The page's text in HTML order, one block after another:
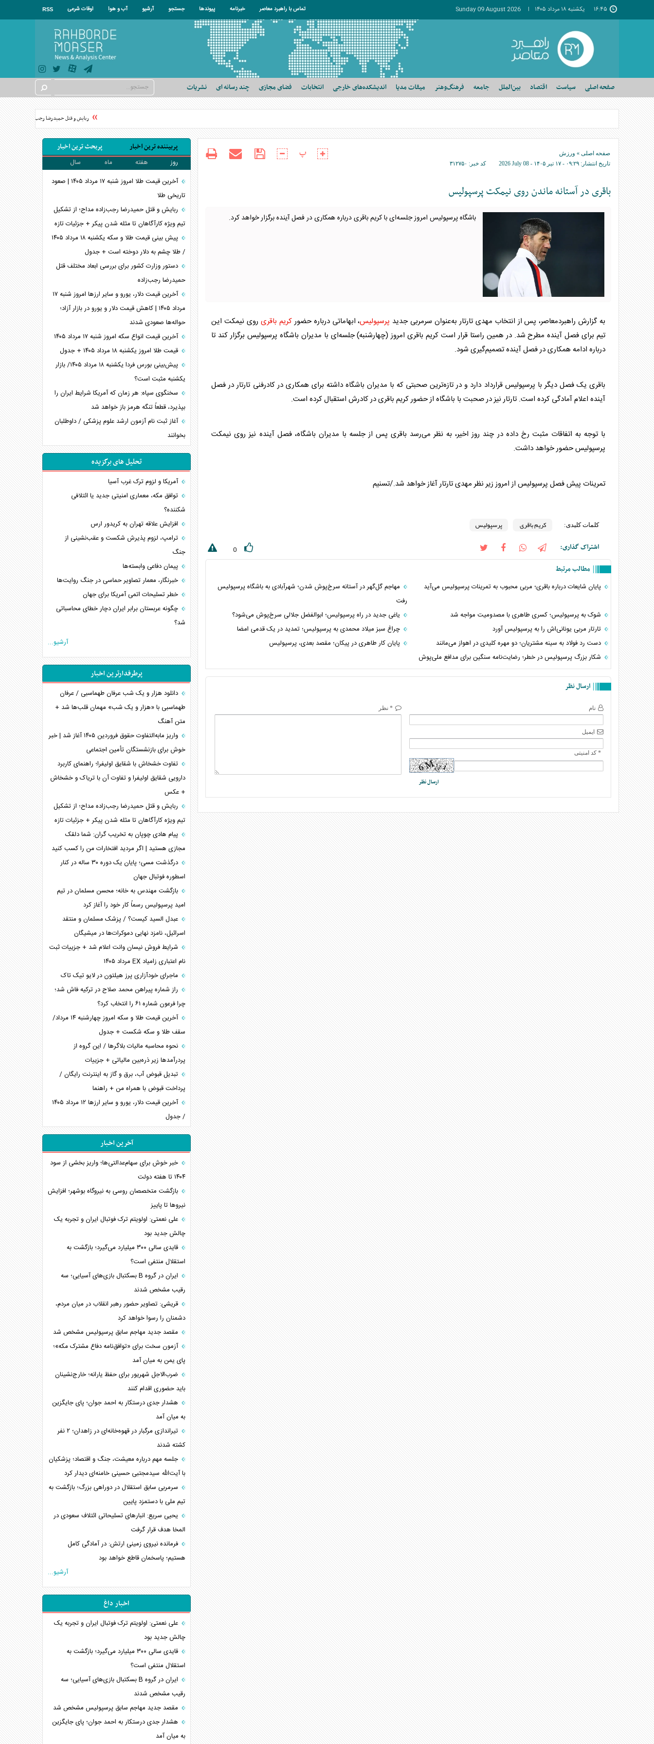
۱۶:۴۵ يکشنبه ۱۸ مرداد ۱۴۰۵ Sunday 09 August 2026 تماس با راهبرد معاصر خبرنامه پیوندها جستجو آرشیو آب و هوا اوقات شرعی RSS
صفحه اصلی سیاست اقتصاد بین‌الملل جامعه فرهنگ‌وهنر میقات مدیا اندیشکده‌های خارجی انتخابات فضای مجازی چند رسانه ای نشریات
ربایش و قتل حمیدرضا رجب‌زاده مداح؛ از تشکیل
صفحه اصلی » ورزش
تاریخ انتشار: ۰۹:۲۹ - ۱۷ تير ۱۴۰۵ - 2026 July 08 کد خبر: ۳۱۲۷۵۰
پ
باقری در آستانه ماندن روی نیمکت پرسپولیس
باشگاه پرسپولیس امروز جلسه‌ای با کریم باقری درباره همکاری در فصل آینده برگزار خواهد کرد.
به گزارش راهبردمعاصر، پس از انتخاب مهدی تارتار به‌عنوان سرمربی جدید پرسپولیس، ابهاماتی درباره حضورکریم باقری روی نیمکت این
تیم برای فصل آینده مطرح شد. در همین راستا قرار است کریم باقریامروز (چهارشنبه) جلسه‌ای با مدیران باشگاه پرسپولیسبرگزار کند تا
درباره ادامه همکاری در فصل آینده تصمیم‌گیری شود.
باقری یک‌ فصل دیگر با پرسپولیس قرارداد دارد و در تازه‌ترین صحبتی که با مدیران باشگاه داشته برای همکاری در کادرفنی تارتار در فصل
آینده اعلام آمادگی کرده است. تارتار نیز در صحبت با باشگاه از حضورکریم باقریدر کادرش استقبال کرده است.
با توجه به اتفاقات مثبت رخ داده در چند روز اخیر، به نظر می‌رسد باقری پس از جلسه با مدیران باشگاه، فصل آینده نیز روی نیمکت
پرسپولیسحضور خواهد داشت.
تمرینات پیش فصل پرسپولیس از امروز زیر نظر مهدی تارتار آغاز خواهد شد./تسنیم
کلمات کلیدی: کریم باقری پرسپولیس
اشتراک گذاری: 0
مطالب مرتبط
پایان شایعات درباره باقری؛ مربی محبوب به تمرینات پرسپولیس می‌آید
مهاجم گل‌گهر در آستانه سرخ‌پوش شدن؛ شهرآبادی به باشگاه پرسپولیس
رفت
شوک به پرسپولیس؛ کسری طاهری با مصدومیت مواجه شد
یاغی جدید در راه پرسپولیس؛ ابوالفضل جلالی سرخ‌پوش می‌شود؟
تارتار مربی یونانی‌اش را به پرسپولیس آورد
چراغ سبز میلاد محمدی به پرسپولیس؛ تمدید در یک قدمی امضا
دست رد فولاد به سینه مشتریان؛ دو مهره کلیدی در اهواز می‌مانند
پایان کار طاهری در پیکان؛ مقصد بعدی، پرسپولیس
شکار بزرگ پرسپولیس در خطر؛ رضایت‌نامه سنگین برای مدافع ملی‌پوش
ارسال نظر
نام
ایمیل
* کد امنیتی
* نظر
پربیننده ترین اخبار پربحث ترین اخبار
روز هفته ماه
سال
آخرین قیمت طلا امروز شنبه ۱۷ مرداد ۱۴۰۵ | صعود
تاریخی طلا
ربایش و قتل حمیدرضا رجب‌زاده مداح؛ از تشکیل
تیم ویژه کارآگاهان تا مثله شدن پیکر + جزئیات تازه
پیش بینی قیمت طلا و سکه یکشنبه ۱۸ مرداد ۱۴۰۵
/ طلا چشم به دلار دوخته است + جدول
دستور وزارت کشور برای بررسی ابعاد مختلف قتل
حمیدرضا رجب‌زاده
آخرین قیمت دلار، یورو و سایر ارز‌ها امروز شنبه ۱۷
مرداد ۱۴۰۵ | کاهش قیمت دلار و یورو در بازار آزاد؛
حواله‌ها صعودی شدند
آخرین قیمت انواع سکه امروز شنبه ۱۷ مرداد ۱۴۰۵
قیمت طلا امروز یکشنبه ۱۸ مرداد ۱۴۰۵ + جدول
پیش‌بینی بورس فردا یکشنبه ۱۸ مرداد ۱۴۰۵/ بازار
یکشنبه مثبت است؟
سخنگوی سپاه: هر زمان که آمریکا شرایط ایران را
بپذیرد، قطعاً تنگه هرمز باز خواهد شد
آغاز ثبت نام آزمون ارشد علوم پزشکی / داوطلبان
بخوانند
تحلیل های برگزیده
آمریکا و لزوم ترک غرب آسیا
توافق مکه، معماری امنیتی جدید یا ائتلافی
شکننده؟
افزایش علاقه تهران به کریدور ارس
ترامپ، لزوم پذیرش شکست و عقب‌نشینی از
جنگ
پیمان دفاعی‌ وابسته‌ها
خبرنگار، معمار تصاویر حماسی در جنگ روایت‌ها
خطر تسلیحات اتمی آمریکا برای جهان
چگونه عربستان برابر ایران دچار خطای محاسباتی
شد؟
جاده ابریشم فضایی/ نفوذ راهبردی و فرازمینی
انصارالله و تثبیت معادله «محاصره برابر محاصره»
خبرنگار، خط مقدم جبهه روایت و پاسدار انسجام
ملی
مصالحه نافرجام سعودی – اماراتی
محدودیت صادرات نفت عربستان
پشت‌پرده خشم ترامپ از رسانه‌های منتقد
چگونه مقاومت صحنه جنگ را تغییر می‌دهد؟
جنگ رمضان و معضل حضور نظامیان آمریکایی
تحلیل جامع پدیده تراستی‌ها
تأثیر جنگ ایران و آمریکا بر اقتصاد جهانی
تخریب پل‌ها در اوکراین و فروپاشی روایت دوگانه
غرب
اربعین، کابوس مشترک تل‌آویو-واشنگتن
آرشیو...
پرطرفدارترین اخبار
دانلود هزار و یک شب عرفان طهماسبی / عرفان
طهماسبی با «هزار و یک شب» مهمان قلب‌ها شد +
متن آهنگ
واریز مابه‌التفاوت حقوق فروردین ۱۴۰۵ آغاز شد | خبر
خوش برای بازنشستگان تأمین اجتماعی
تفاوت خشخاش با شقایق اولیفرا؛ راهنمای کاربرد
دارویی شقایق اولیفرا و تفاوت آن با تریاک و خشخاش
+ عکس
ربایش و قتل حمیدرضا رجب‌زاده مداح؛ از تشکیل
تیم ویژه کارآگاهان تا مثله شدن پیکر + جزئیات تازه
پیام هادی چوپان به تخریب گران: شما دلقک
مجازی هستید | اگر مردید افتخارات من را کسب کنید
درگذشت مسی؛ پایان یک دوره ۳۰ ساله در کنار
اسطوره فوتبال جهان
بازگشت مهندس به خانه؛ محسن مسلمان در تیم
امید پرسپولیس رسماً کار خود را آغاز کرد
عبدل السید کیست؟ / پزشک مسلمان و منتقد
اسرائیل، نامزد نهایی دموکرات‌ها در میشیگان
شرایط فروش نیسان وانت اعلام شد + جزییات ثبت
نام اعتباری زامیاد EX مرداد ۱۴۰۵
ماجرای خودآزاری پرز هیلتون در لایو تیک تاک
راز شماره پیراهن محمد صلاح در ترکیه فاش شد؛
چرا فرعون شماره ۶۱ را انتخاب کرد؟
آخرین قیمت طلا و سکه امروز چهارشنبه ۱۴ مرداد/
سقف طلا و سکه شکست + جدول
نحوه محاسبه مالیات بلاگر‌ها / این گروه از
پردرآمد‌ها زیر ذره‌بین مالیاتی + جزییات
تبدیل قبوض آب، برق و گاز به اینترنت رایگان /
پرداخت قبوض با همراه من + راهنما
آخرین قیمت دلار، یورو و سایر ارز‌ها ۱۲ مرداد ۱۴۰۵
/ جدول
آخرین اخبار
خبر خوش برای سهام‌عدالتی‌ها؛ واریز بخشی از سود
۱۴۰۴ تا هفته دولت
بازگشت متخصصان روسی به نیروگاه بوشهر؛ افزایش
نیروها تا پاییز
علی نعمتی: اولویتم ترک فوتبال ایران و تجربه یک
چالش جدید بود
قایدی سالی ۳۰۰ میلیارد می‌گیرد؛ بازگشت به
استقلال منتفی است؟
ایران در گروه B بسکتبال بازی‌های آسیایی؛ سه
رقیب مشخص شدند
قریشی: تصاویر حضور رهبر انقلاب در میان مردم،
دشمنان را رسوا خواهد کرد
مقصد جدید مهاجم سابق پرسپولیس مشخص شد
آزمون سخت برای «توافق‌نامه دفاع مشترک مکه»؛
پای یمن به میان آمد
ضرب‌الاجل شهریور برای حفظ یارانه؛ خارج‌نشینان
باید حضوری اقدام کنند
هشدار جدی درستکار به احمد جوان؛ پای جایگزین
به میان آمد
تیراندازی مرگبار در قهوه‌خانه‌ای در زاهدان؛ ۲ نفر
کشته شدند
جلسه مهم درباره معیشت، جنگ و اقتصاد؛ پزشکیان
با آیت‌الله سیدمجتبی حسینی خامنه‌ای دیدار کرد
سرمربی سابق استقلال در دوراهی بزرگ؛ بازگشت به
تیم ملی با دستمزد پایین
یحیی سریع: انبارهای تسلیحاتی ائتلاف سعودی در
المخا هدف قرار گرفت
فرمانده نیروی زمینی ارتش: در آمادگی کامل
هستیم؛ پاسخمان قاطع خواهد بود
آرشیو...
اخبار داغ
علی نعمتی: اولویتم ترک فوتبال ایران و تجربه یک
چالش جدید بود
قایدی سالی ۳۰۰ میلیارد می‌گیرد؛ بازگشت به
استقلال منتفی است؟
ایران در گروه B بسکتبال بازی‌های آسیایی؛ سه
رقیب مشخص شدند
مقصد جدید مهاجم سابق پرسپولیس مشخص شد
هشدار جدی درستکار به احمد جوان؛ پای جایگزین
به میان آمد